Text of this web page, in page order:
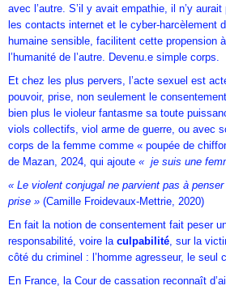
avec l’autre. S’il y avait empathie, il n’y
les contacts internet et le cyber-harcèlement
humaine sensible, facilitent cette propension
l’humanité de l’autre. Devenu.e simple corps.
Et chez les plus pervers, l’acte sexuel est
pouvoir, prise, non seulement le
bien plus le violeur fantasme sa toute
viols collectifs, viol arme de guerre, ou avec
corps de la femme comme « poupée de
de Mazan, 2024, qui ajoute « je suis une
« Le violent conjugal ne parvient pas à penser
prise » (Camille Froidevaux-Mettrie, 2020)
En fait la notion de consentement fait peser
responsabilité, voire la culpabilité, sur la
côté du criminel : l’homme agresseur, le seul
En France, la Cour de cassation reconnaît